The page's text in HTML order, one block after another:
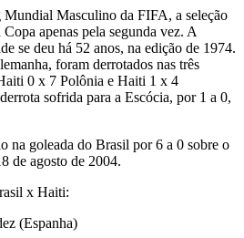
Mundial Masculino da FIFA, a seleção
apenas pela segunda vez. A
se deu há 52 anos, na edição de 1974.
foram derrotados nas três
0 x 7 Polônia e Haiti 1 x 4
sofrida para a Escócia, por 1 a 0,
na goleada do Brasil por 6 a 0 sobre o
de agosto de 2004.
x Haiti:
(Espanha)